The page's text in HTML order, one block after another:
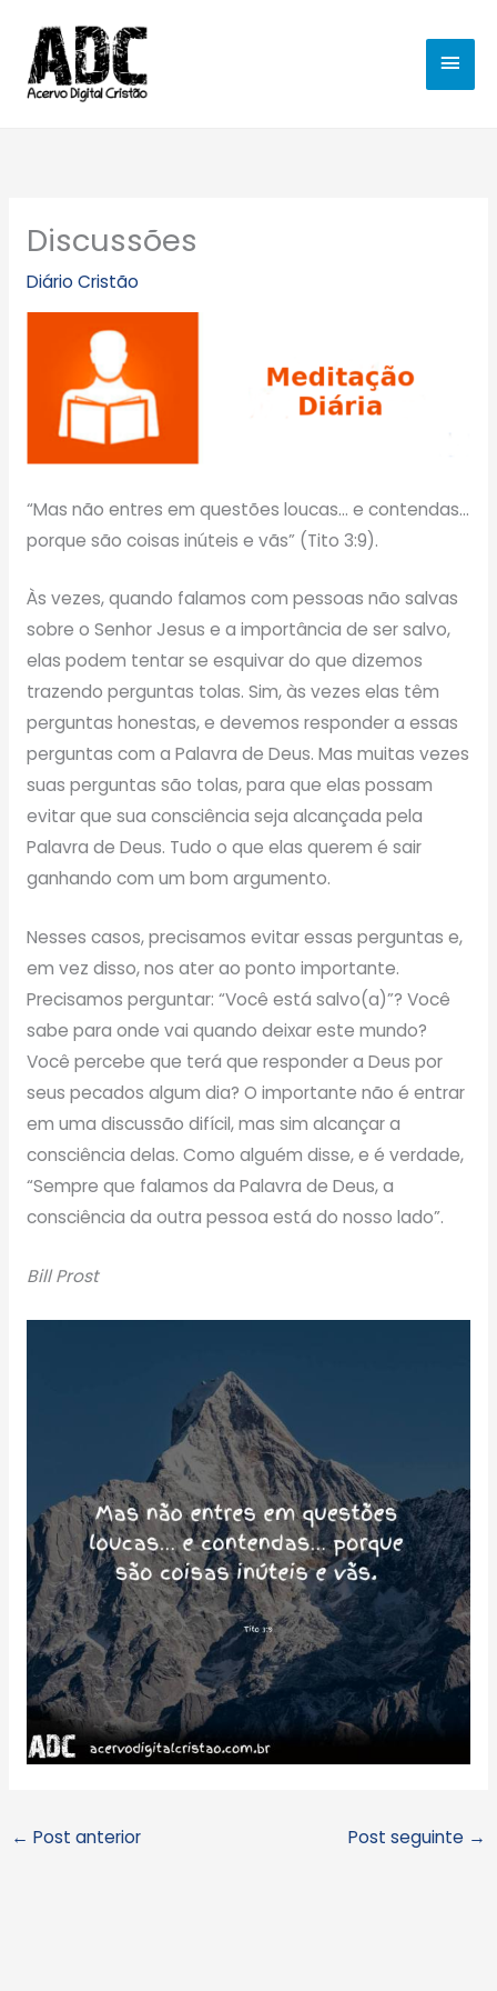
para
conteúdo
Discussões
Diário Cristão
“Mas não entres em questões loucas… e contendas…
porque são coisas inúteis e vãs” (Tito 3:9).
Às vezes, quando falamos com pessoas não salvas
sobre o Senhor Jesus e a importância de ser salvo,
elas podem tentar se esquivar do que dizemos
trazendo perguntas tolas. Sim, às vezes elas têm
perguntas honestas, e devemos responder a essas
perguntas com a Palavra de Deus. Mas muitas vezes
suas perguntas são tolas, para que elas possam
evitar que sua consciência seja alcançada pela
Palavra de Deus. Tudo o que elas querem é sair
ganhando com um bom argumento.
Nesses casos, precisamos evitar essas perguntas e,
em vez disso, nos ater ao ponto importante.
Precisamos perguntar: “Você está salvo(a)”? Você
sabe para onde vai quando deixar este mundo?
Você percebe que terá que responder a Deus por
seus pecados algum dia? O importante não é entrar
em uma discussão difícil, mas sim alcançar a
consciência delas. Como alguém disse, e é verdade,
“Sempre que falamos da Palavra de Deus, a
consciência da outra pessoa está do nosso lado”.
Bill Prost
← Post anterior Post seguinte →